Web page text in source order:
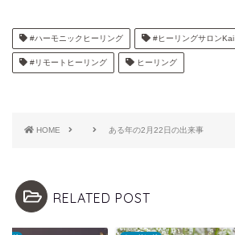
#ハーモニックヒーリング #ヒーリングサロンKai
#リモートヒーリング ヒーリング
HOME ある年の2月22日の出来事
RELATED POST